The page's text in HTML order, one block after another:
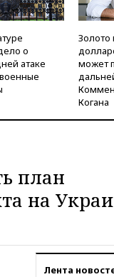
о
атаке
Золото
может
Когана
план
на
Лента